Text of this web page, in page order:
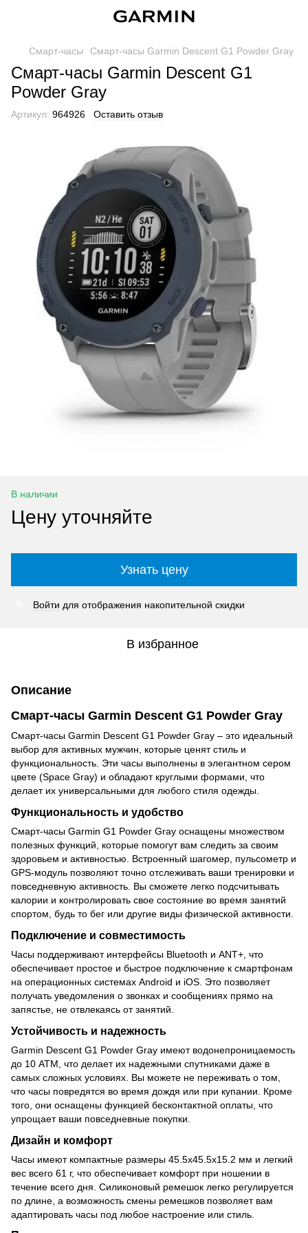
Смарт-часы Смарт-часы Garmin Descent G1 Powder Gray
Смарт-часы Garmin Descent G1
Powder Gray
Артикул: 964926 Оставить отзыв
В наличии
Цену уточняйте
Узнать цену
Войти для отображения накопительной скидки
В избранное
Описание
Смарт-часы Garmin Descent G1 Powder Gray
Смарт-часы Garmin Descent G1 Powder Gray – это идеальный
выбор для активных мужчин, которые ценят стиль и
функциональность. Эти часы выполнены в элегантном сером
цвете (Space Gray) и обладают круглыми формами, что
делает их универсальными для любого стиля одежды.
Функциональность и удобство
Смарт-часы Garmin G1 Powder Gray оснащены множеством
полезных функций, которые помогут вам следить за своим
здоровьем и активностью. Встроенный шагомер, пульсометр и
GPS-модуль позволяют точно отслеживать ваши тренировки и
повседневную активность. Вы сможете легко подсчитывать
калории и контролировать свое состояние во время занятий
спортом, будь то бег или другие виды физической активности.
Подключение и совместимость
Часы поддерживают интерфейсы Bluetooth и ANT+, что
обеспечивает простое и быстрое подключение к смартфонам
на операционных системах Android и iOS. Это позволяет
получать уведомления о звонках и сообщениях прямо на
запястье, не отвлекаясь от занятий.
Устойчивость и надежность
Garmin Descent G1 Powder Gray имеют водонепроницаемость
до 10 ATM, что делает их надежными спутниками даже в
самых сложных условиях. Вы можете не переживать о том,
что часы повредятся во время дождя или при купании. Кроме
того, они оснащены функцией бесконтактной оплаты, что
упрощает ваши повседневные покупки.
Дизайн и комфорт
Часы имеют компактные размеры 45.5x45.5x15.2 мм и легкий
вес всего 61 г, что обеспечивает комфорт при ношении в
течение всего дня. Силиконовый ремешок легко регулируется
по длине, а возможность смены ремешков позволяет вам
адаптировать часы под любое настроение или стиль.